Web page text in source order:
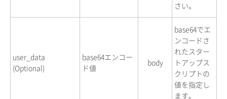
さい。
user_data
(Optional)
base64エンコー
ド値
body
base64でエ
ンコードさ
れたスター
トアップス
クリプトの
値を指定し
ます。